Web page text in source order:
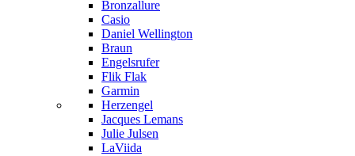
Bronzallure
Casio
Daniel Wellington
Braun
Engelsrufer
Flik Flak
Garmin
Herzengel
Jacques Lemans
Julie Julsen
LaViida